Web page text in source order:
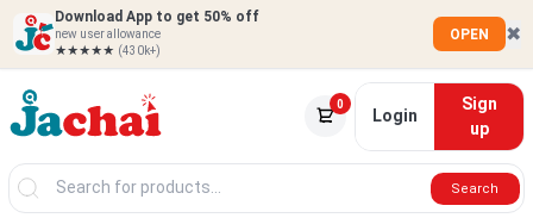
Download App to get 50% off
new user allowance
★★★★★ (430k+)
OPEN ✖
0
Login
Sign
up
Search